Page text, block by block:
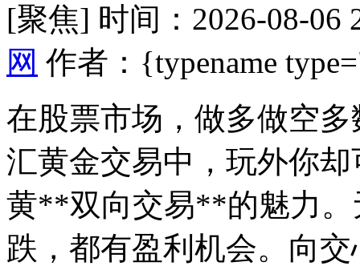
[聚焦] 时间：2026-08-06
网 作者：{typename
在股票市场，做多做空
汇黄金交易中，玩外你
黄**双向交易**的魅力。
跌，都有盈利机会。向